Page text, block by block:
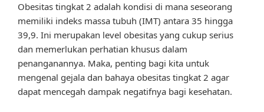
Obesitas tingkat 2 adalah kondisi di mana seseorang
memiliki indeks massa tubuh (IMT) antara 35 hingga
39,9. Ini merupakan level obesitas yang cukup serius
dan memerlukan perhatian khusus dalam
penanganannya. Maka, penting bagi kita untuk
mengenal gejala dan bahaya obesitas tingkat 2 agar
dapat mencegah dampak negatifnya bagi kesehatan.